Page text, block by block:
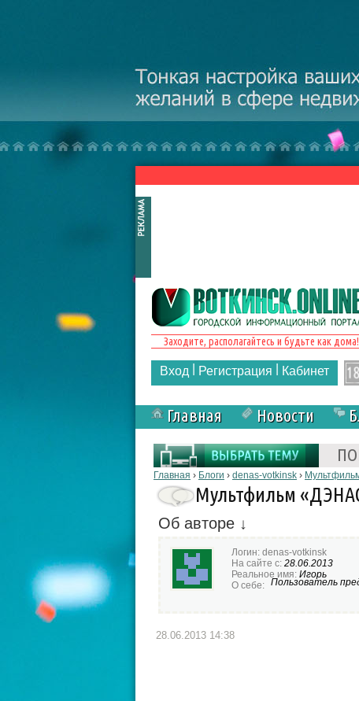
Заходите, располагайтесь и будьте как дома!
Вход Регистрация Кабинет
Главная Новости
Форма поиска
Вы здесь
Главная › Блоги › denas-votkinsk ›
Мультфильм
Об авторе ↓
Логин: denas-votkinsk
На сайте с: 28.06.2013
Реальное имя: Игорь
О себе: Пользователь
28.06.2013 14:38